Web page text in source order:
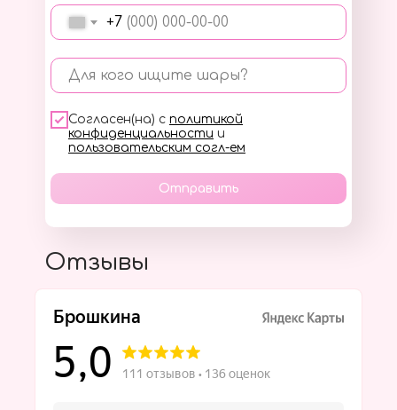
+7
Для кого ищите шары?
Согласен(на) с политикой
конфиденциальности и
пользовательским согл-ем
Отправить
Отзывы